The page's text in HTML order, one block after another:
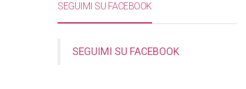
SEGUIMI SU FACEBOOK
SEGUIMI SU FACEBOOK